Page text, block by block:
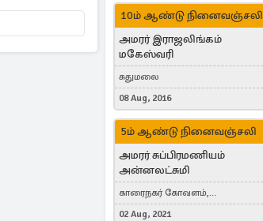
10ம் ஆண்டு நினைவஞ்சலி
அமரர் இராஜலிங்கம்
மகேஸ்வரி
சுதுமலை
08 Aug, 2016
5ம் ஆண்டு நினைவஞ்சலி
அமரர் சுப்பிரமணியம்
அன்னலட்சுமி
காரைநகர் கோவளம்,
வெள்ளவத்தை
02 Aug, 2021